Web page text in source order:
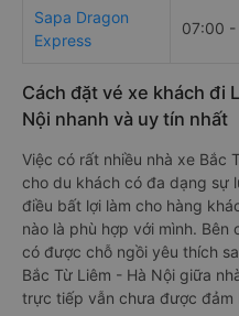
Sapa Dragon
Express
07:00 -
Cách đặt vé xe khách đi
Nội nhanh và uy tín nhất
Việc có rất nhiều nhà xe Bắc
cho du khách có đa dạng sự
điều bất lợi làm cho hàng
nào là phù hợp với mình.
có được chỗ ngồi yêu thích
Bắc Từ Liêm - Hà Nội giữa
trực tiếp vẫn chưa được đảm